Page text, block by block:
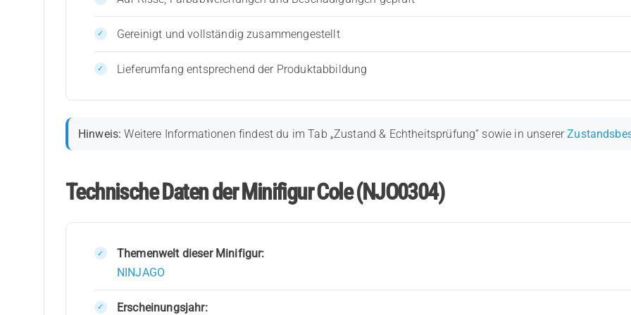
Gereinigt und vollständig zusammengestellt
Lieferumfang entsprechend der Produktabbildung
Hinweis: Weitere Informationen findest du im Tab „Zustand & Echtheitsprüfung“ sowie in unserer
Technische Daten der Minifigur Cole (NJO0304)
Themenwelt dieser Minifigur:
NINJAGO
Erscheinungsjahr: